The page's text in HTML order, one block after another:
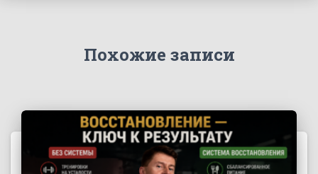
Похожие записи